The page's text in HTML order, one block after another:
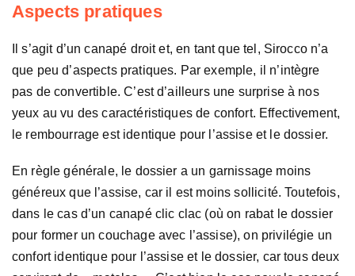
Aspects pratiques
Il s’agit d’un canapé droit et, en tant que tel, Sirocco n’a
que peu d’aspects pratiques. Par exemple, il n’intègre
pas de convertible. C’est d’ailleurs une surprise à nos
yeux au vu des caractéristiques de confort. Effectivement,
le rembourrage est identique pour l’assise et le dossier.
En règle générale, le dossier a un garnissage moins
généreux que l’assise, car il est moins sollicité. Toutefois,
dans le cas d’un canapé clic clac (où on rabat le dossier
pour former un couchage avec l’assise), on privilégie un
confort identique pour l’assise et le dossier, car tous deux